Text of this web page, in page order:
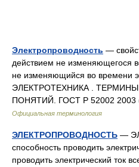
Электропроводность —
действием не изменяющегося
не изменяющийся во времени
ЭЛЕКТРОТЕХНИКА .
ПОНЯТИЙ. ГОСТ Р 52002 2003
Официальная терминология
ЭЛЕКТРОПРОВОДНОСТЬ —
способность проводить
проводить электрический ток